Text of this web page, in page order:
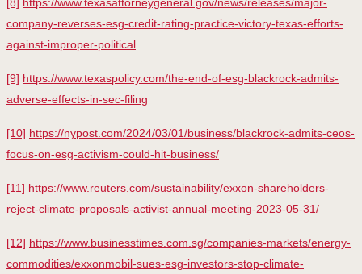
company-reverses-esg-credit-rating-practice-victory-texas-efforts-
against-improper-political
[9] https://www.texaspolicy.com/the-end-of-esg-blackrock-admits-
adverse-effects-in-sec-filing
[10] https://nypost.com/2024/03/01/business/blackrock-admits-ceos-
focus-on-esg-activism-could-hit-business/
[11] https://www.reuters.com/sustainability/exxon-shareholders-
reject-climate-proposals-activist-annual-meeting-2023-05-31/
[12] https://www.businesstimes.com.sg/companies-markets/energy-
commodities/exxonmobil-sues-esg-investors-stop-climate-